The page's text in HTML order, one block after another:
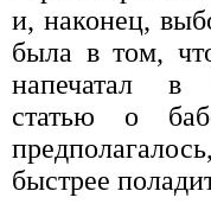
и, наконец,
была в том,
напечатал в
статью о
быстрее